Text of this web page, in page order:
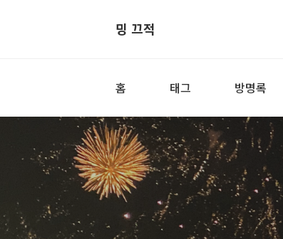
밍 끄적
홈 태그 방명록